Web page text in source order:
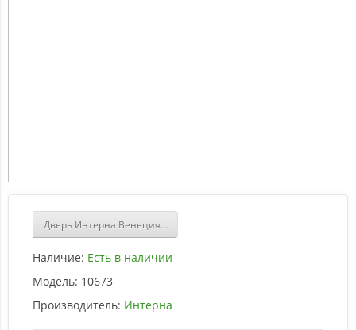
Дверь Интерна Венеция Багет 1 без фрезеровки ДГ цвет Ясень
Наличие: Есть в наличии
Модель: 10673
Производитель: Интерна